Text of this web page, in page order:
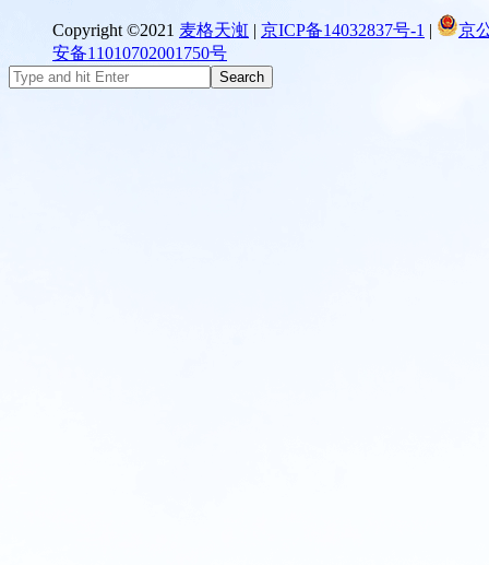
Copyright ©2021 麦格天渱 | 京ICP备14032837号-1 |
京
安备11010702001750号